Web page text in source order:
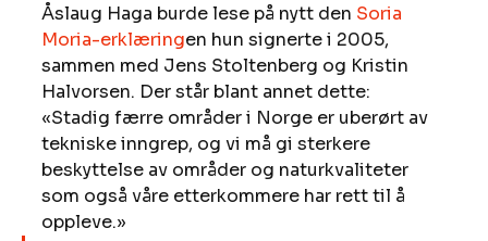
Åslaug Haga burde lese på nytt den Soria
Moria-erklæringen hun signerte i 2005,
sammen med Jens Stoltenberg og Kristin
Halvorsen. Der står blant annet dette:
«Stadig færre områder i Norge er uberørt av
tekniske inngrep, og vi må gi sterkere
beskyttelse av områder og naturkvaliteter
som også våre etterkommere har rett til å
oppleve.»